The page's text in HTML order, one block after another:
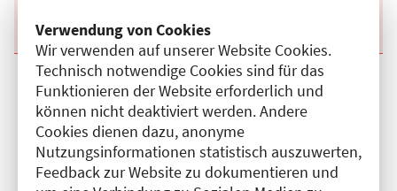
Verwendung von Cookies
Wir verwenden auf unserer Website Cookies.
Technisch notwendige Cookies sind für das
Funktionieren der Website erforderlich und
können nicht deaktiviert werden. Andere
Cookies dienen dazu, anonyme
Nutzungsinformationen statistisch auszuwerten,
Feedback zur Website zu dokumentieren und
Details anzeigen
Beginn:
02.10.2026 Ende und Anfangszeit:
-02.10.2026,07:30 Uhr
Veranstaltungstitel:
Klinikübergreifende Fortbildung in der inneren
Medizin der Charité Campus Benjamin Franklin
Veranstaltungsort:
Online
Kategorie:A
Fortbildungspunkte:1
Details anzeigen